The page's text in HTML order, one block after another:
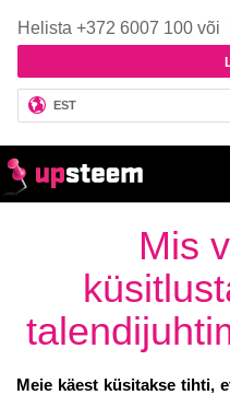
Helista +372 6007 100 või
EST
Mis
Meie käest küsitakse tihti,